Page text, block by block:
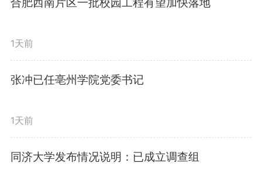
1天前
张冲已任亳州学院党委书记
1天前
同济大学发布情况说明：已成立调查组